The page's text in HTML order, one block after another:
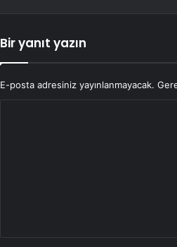
Bir yanıt yazın
E-posta adresiniz yayınlanmayacak.